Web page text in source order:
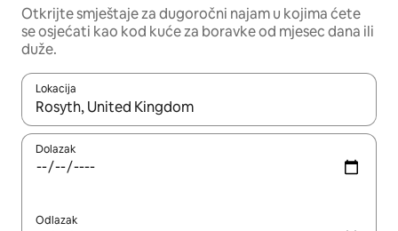
Otkrijte smještaje za dugoročni najam u kojima ćete
se osjećati kao kod kuće za boravke od mjesec dana ili
duže.
Lokacija
Kad rezultati budu dostupni, krećite se gore i dolje pomoću
Dolazak
Odlazak